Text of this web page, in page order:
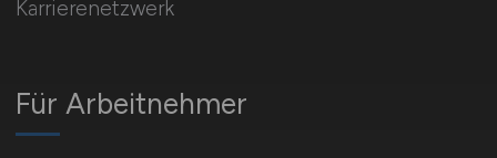
Für Arbeitnehmer
Karrierenetzwerk